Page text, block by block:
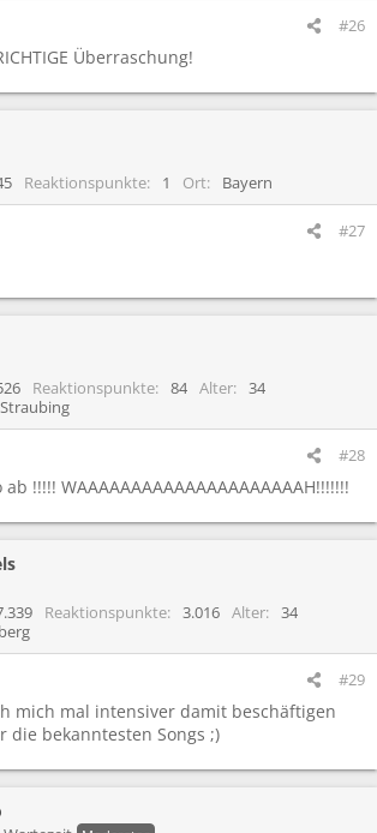
#26
Überraschung!
Reaktionspunkte 1 Ort Bayern
#27
Reaktionspunkte 84 Alter
34
#28
!!!!! WAAAAAAAAAAAAAAAAAAAAAH!!!!!!!
Reaktionspunkte 3.016 Alter
34
#29
mich mal intensiver damit beschäftigen
die bekanntesten Songs ;)